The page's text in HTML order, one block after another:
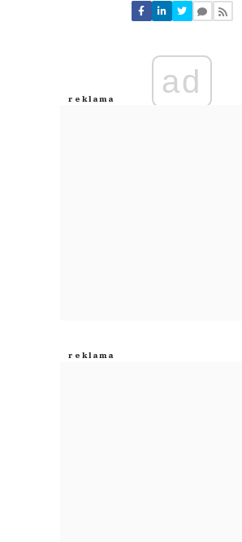
Nie znaleziono komentarzy
Zostaw swoje
Anuluj
ad